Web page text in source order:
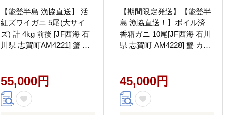
【能登半島 漁協直送】 活
紅ズワイガニ 5尾(大サイ
ズ) 計 4kg 前後 [JF西海 石
川県 志賀町AM4221] 蟹 カ
55,000円
【期間限定発送】【能登半
島 漁協直送！】ボイル済
香箱ガニ 10尾[JF西海 石川
県 志賀町 AM4228] 蟹 カニ
45,000円